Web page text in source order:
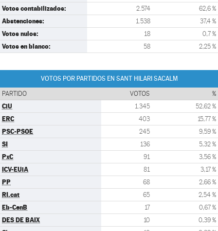
Votos contabilizados: 2.574 62,6 %
Abstenciones: 1.538 37,4 %
Votos nulos: 18 0,7 %
Votos en blanco: 58 2,25 %
VOTOS POR PARTIDOS EN SANT HILARI SACALM
PARTIDO VOTOS %
CiU 1.345 52,62 %
ERC 403 15,77 %
PSC-PSOE 245 9,59 %
SI 136 5,32 %
PxC 91 3,56 %
ICV-EUiA 81 3,17 %
PP 68 2,66 %
RI.cat 65 2,54 %
Eb-CenB 17 0,67 %
DES DE BAIX 10 0,39 %